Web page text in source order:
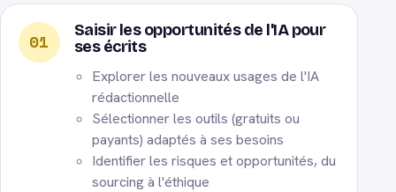
01
Saisir les opportunités de l'IA pour
ses écrits
Explorer les nouveaux usages de l'IA
rédactionnelle
Sélectionner les outils (gratuits ou
payants) adaptés à ses besoins
Identifier les risques et opportunités, du
sourcing à l'éthique